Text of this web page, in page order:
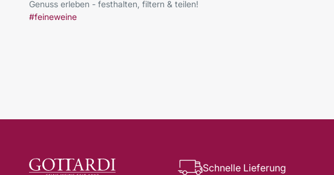
Genuss erleben - festhalten, filtern & teilen!
#feineweine
Schnelle Lieferung